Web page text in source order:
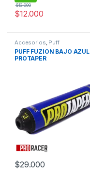
$12.000
$13.000
Accesorios, Puff
PUFF FUZION BAJO AZUL
PROTAPER
$29.000